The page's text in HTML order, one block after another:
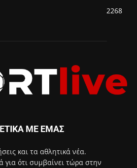
2268
ΜΕ ΕΜΑΣ
και τα αθλητικά νέα.
για ότι συμβαίνει τώρα στην